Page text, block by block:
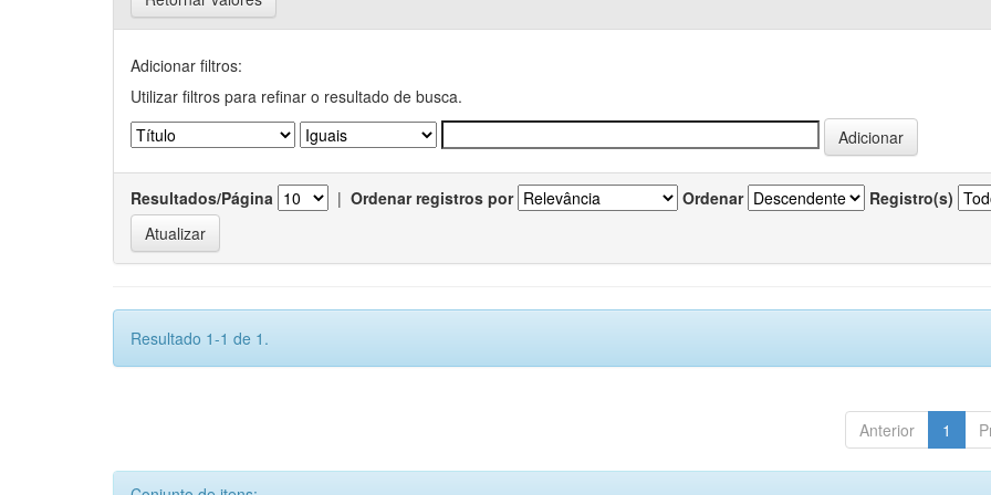
Adicionar filtros:
Utilizar filtros para refinar o resultado de busca.
Resultados/Página | Ordenar registros por Ordenar Registro(s)
Resultado 1-1 de 1.
Anterior 1